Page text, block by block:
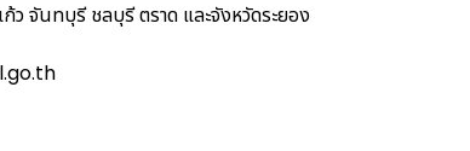
ว จันทบุรี ชลบุรี ตราด และจังหวัดระยอง